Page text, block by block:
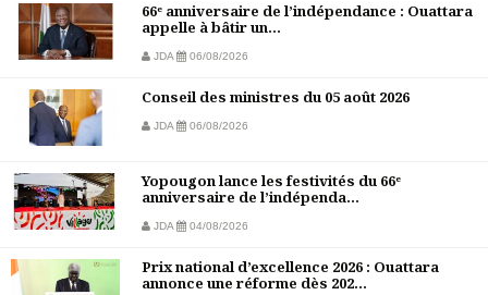
66ᵉ anniversaire de l’indépendance : Ouattara
appelle à bâtir un...
JDA 06/08/2026
Conseil des ministres du 05 août 2026
JDA 06/08/2026
Yopougon lance les festivités du 66ᵉ
anniversaire de l’indépenda...
JDA 04/08/2026
Prix national d’excellence 2026 : Ouattara
annonce une réforme dès 202...